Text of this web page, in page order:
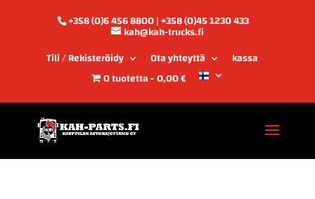
+358 (0)6 456 8800 | +358 (0)45 1230 433
kah@kah-trucks.fi
Tili / Rekisteröidy
Ota yhteyttä
kassa
0 tuotetta 0,00 €